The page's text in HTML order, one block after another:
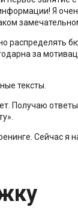
Я
распределять
за
тексты.
Получаю
Сейчас я